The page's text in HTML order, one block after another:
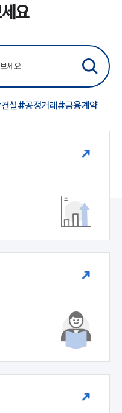
요
설#공정거래#금융계약